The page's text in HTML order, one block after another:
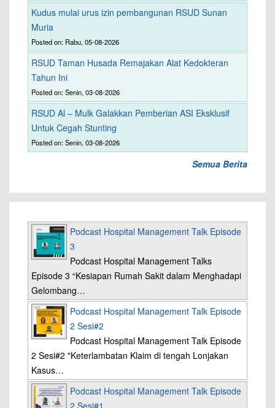
Kudus mulai urus izin pembangunan RSUD Sunan
Muria
Posted on: Rabu, 05-08-2026
RSUD Taman Husada Remajakan Alat Kedokteran
Tahun Ini
Posted on: Senin, 03-08-2026
RSUD Al – Mulk Galakkan Pemberian ASI Eksklusif
Untuk Cegah Stunting
Posted on: Senin, 03-08-2026
Semua Berita
Podcast Hospital Management Talk Episode
3
Podcast Hospital Management Talks
Episode 3 “Kesiapan Rumah Sakit dalam Menghadapi
Gelombang…
Podcast Hospital Management Talk Episode
2 Sesi#2
Podcast Hospital Management Talk Episode
2 Sesi#2 "Keterlambatan Klaim di tengah Lonjakan
Kasus…
Podcast Hospital Management Talk Episode
2 Sesi#1